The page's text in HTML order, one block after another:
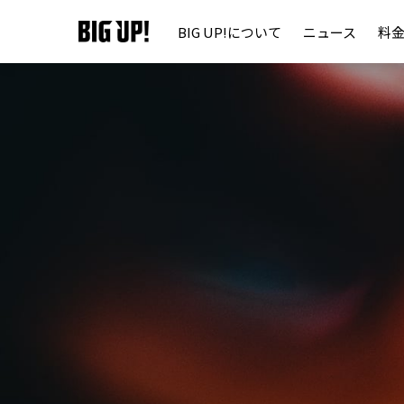
BIG UP!について ニュース 料